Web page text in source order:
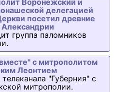
Воронежский и
делегацией
посетил древние
Александрии
группа паломников
с митрополитом
Леонтием
"Губерния" с
митрополии.